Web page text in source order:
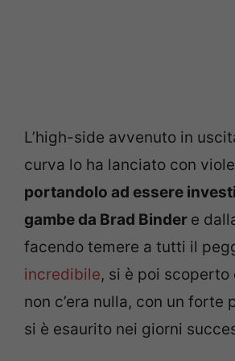
L’high-side avvenuto in
curva lo ha lanciato con
portandolo ad essere
gambe da Brad Binder e
facendo temere a tutti il
incredibile, si è poi
non c’era nulla, con un forte
si è esaurito nei giorni